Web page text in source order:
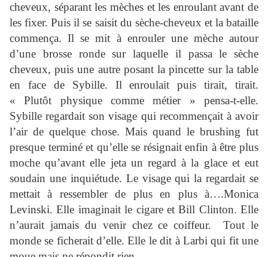
cheveux, séparant les mèches et les enroulant avant de
les fixer. Puis il se saisit du sèche-cheveux et la bataille
commença. Il se mit à enrouler une mèche autour
d’une brosse ronde sur laquelle il passa le sèche
cheveux, puis une autre posant la pincette sur la table
en face de Sybille. Il enroulait puis tirait, tirait.
« Plutôt physique comme métier » pensa-t-elle.
Sybille regardait son visage qui recommençait à avoir
l’air de quelque chose. Mais quand le brushing fut
presque terminé et qu’elle se résignait enfin à être plus
moche qu’avant elle jeta un regard à la glace et eut
soudain une inquiétude. Le visage qui la regardait se
mettait à ressembler de plus en plus à….Monica
Levinski. Elle imaginait le cigare et Bill Clinton. Elle
n’aurait jamais du venir chez ce coiffeur.
Tout le
monde se ficherait d’elle. Elle le dit à Larbi qui fit une